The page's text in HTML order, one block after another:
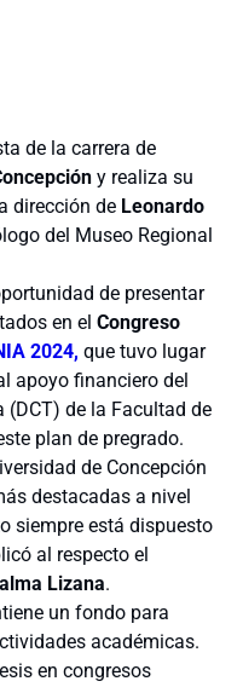
de la carrera de
y realiza su
dirección de Leonardo
del Museo Regional
de presentar
en el Congreso
2024, que tuvo lugar
apoyo financiero del
(DCT) de la Facultad de
plan de pregrado.
de Concepción
destacadas a nivel
siempre está dispuesto
al respecto el
Lizana.
un fondo para
académicas.
en congresos